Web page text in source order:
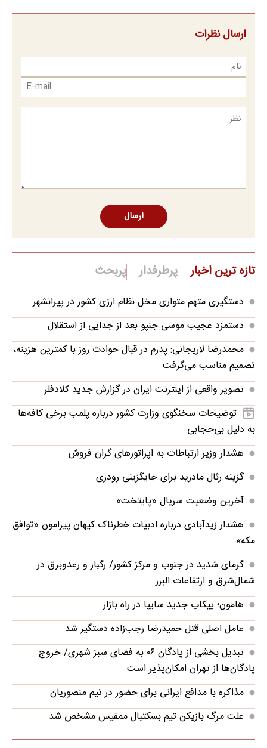
ارسال نظرات
ارسال
تازه ترین اخبار پرطرفدار پربحث
دستگیری متهم متواری مخل نظام ارزی کشور در پیرانشهر
دستمزد عجیب موسی جنپو بعد از جدایی از استقلال
محمدرضا لاریجانی: پدرم در قبال حوادث روز با کمترین هزینه،
تصمیم مناسب می‌گرفت
تصویر واقعی از اینترنت ایران در گزارش جدید کلادفلر
توضیحات سخنگوی وزارت کشور درباره پلمب برخی کافه‌ها
به دلیل بی‌حجابی
هشدار وزیر ارتباطات به اپراتورهای گران فروش
گزینه رئال مادرید برای جایگزینی رودری
آخرین وضعیت سریال «پایتخت»
هشدار زیدآبادی درباره ادبیات خطرناک کیهان پیرامون «توافق
مکه»
گرمای شدید در جنوب و مرکز کشور/ رگبار و رعدوبرق در
شمال‌شرق و ارتفاعات البرز
هامون؛ پیکاپ جدید سایپا در راه بازار
عامل اصلی قتل حمیدرضا رجب‌زاده دستگیر شد
تبدیل بخشی از پادگان ۰۶ به فضای سبز شهری/ خروج
پادگان‌ها از تهران امکان‌پذیر است
مذاکره با مدافع ایرانی برای حضور در تیم منصوریان
علت مرگ بازیکن تیم بسکتبال ممفیس مشخص شد